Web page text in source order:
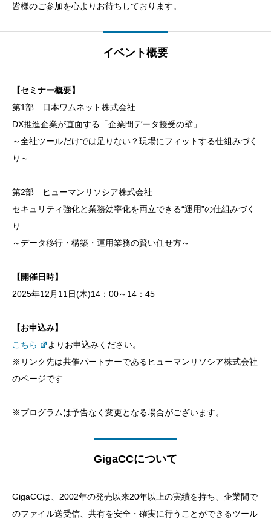
皆様のご参加を心よりお待ちしております。
イベント概要
【セミナー概要】
第1部 日本ワムネット株式会社
DX推進企業が直面する「企業間データ授受の壁」
～全社ツールだけでは足りない？現場にフィットする仕組みづく
り～
第2部 ヒューマンリソシア株式会社
セキュリティ強化と業務効率化を両立できる“運用”の仕組みづく
り
～データ移行・構築・運用業務の賢い任せ方～
【開催日時】
2025年12月11日(木)14：00～14：45
【お申込み】
こちら
よりお申込みください。
※リンク先は共催パートナーであるヒューマンリソシア株式会社
のページです
※プログラムは予告なく変更となる場合がございます。
GigaCCについて
GigaCCは、2002年の発売以来20年以上の実績を持ち、企業間で
のファイル送受信、共有を安全・確実に行うことができるツール